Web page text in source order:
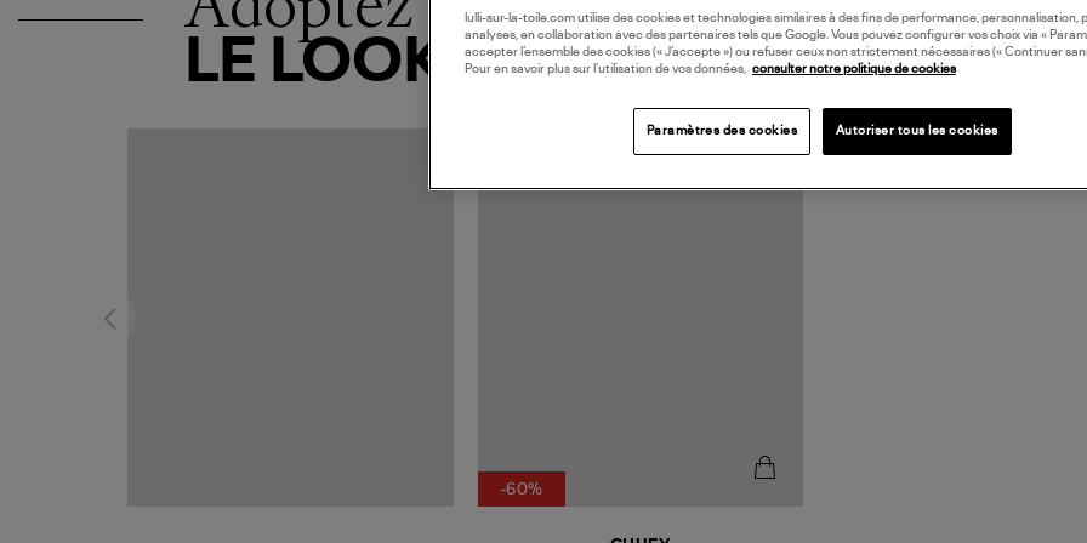
LE LOOK
-60%
lulli-sur-la-toile.com utilise des cookies et technologies similaires à des fins de performance, personnalisation,
analyses, en collaboration avec des partenaires tels que Google. Vous pouvez configurer vos choix via «
accepter l’ensemble des cookies (« J’accepte ») ou refuser ceux non strictement nécessaires (« Continuer
Pour en savoir plus sur l’utilisation de vos données, consulter notre politique de cookies
Paramètres des cookies Autoriser tous les cookies